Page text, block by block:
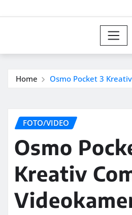
Home Osmo Pocket 3
FOTO/VIDEO
Osmo
Kreativ